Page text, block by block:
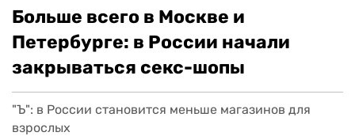
Больше всего в Москве и
Петербурге: в России начали
закрываться секс-шопы
"Ъ": в России становится меньше магазинов для
взрослых